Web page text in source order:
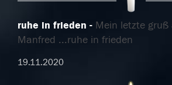
ruhe in frieden
Mein letzte gruß
Manfred ...ruhe in frieden
19.11.2020